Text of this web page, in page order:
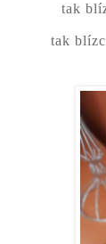
tak
tak